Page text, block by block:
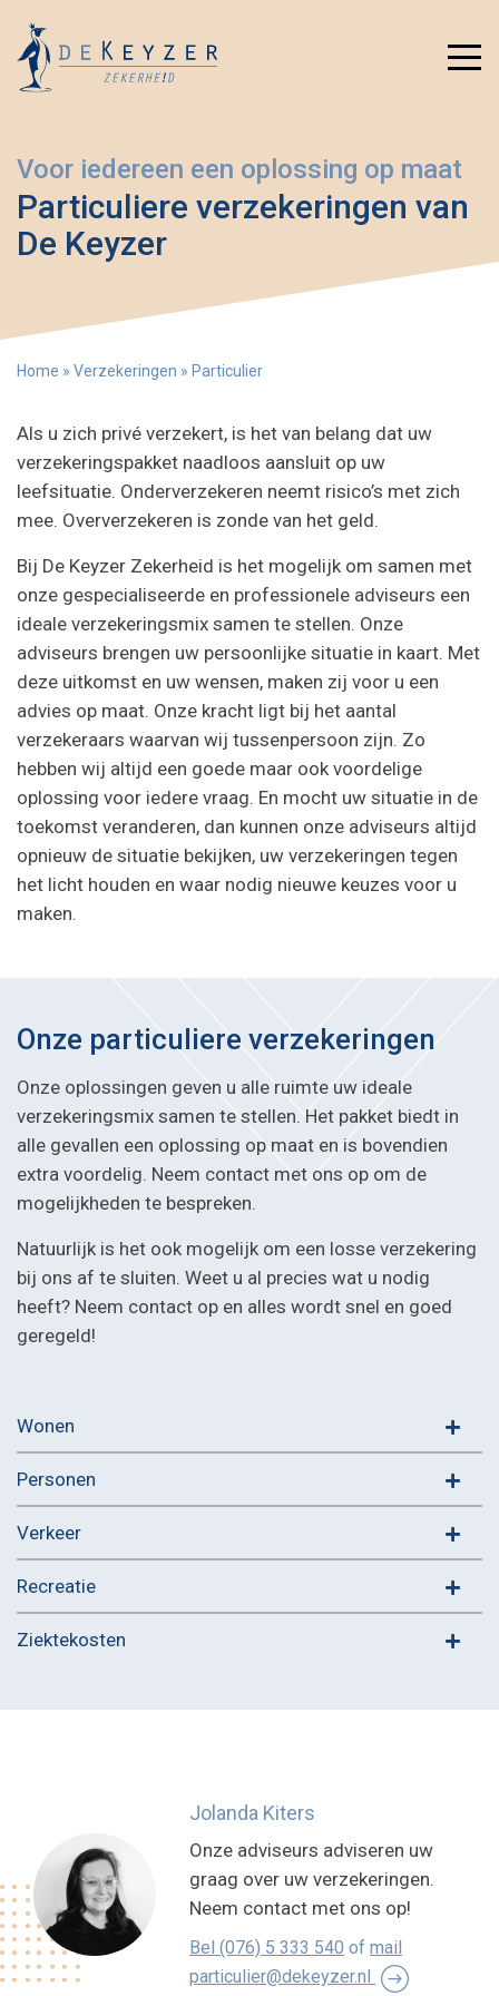
Voor iedereen een oplossing op maat
Particuliere verzekeringen van
De Keyzer
Home » Verzekeringen » Particulier
Als u zich privé verzekert, is het van belang dat uw
verzekeringspakket naadloos aansluit op uw
leefsituatie. Onderverzekeren neemt risico’s met zich
mee. Oververzekeren is zonde van het geld.
Bij De Keyzer Zekerheid is het mogelijk om samen met
onze gespecialiseerde en professionele adviseurs een
ideale verzekeringsmix samen te stellen. Onze
adviseurs brengen uw persoonlijke situatie in kaart. Met
deze uitkomst en uw wensen, maken zij voor u een
advies op maat. Onze kracht ligt bij het aantal
verzekeraars waarvan wij tussenpersoon zijn. Zo
hebben wij altijd een goede maar ook voordelige
oplossing voor iedere vraag. En mocht uw situatie in de
toekomst veranderen, dan kunnen onze adviseurs altijd
opnieuw de situatie bekijken, uw verzekeringen tegen
het licht houden en waar nodig nieuwe keuzes voor u
maken.
Onze particuliere verzekeringen
Onze oplossingen geven u alle ruimte uw ideale
verzekeringsmix samen te stellen. Het pakket biedt in
alle gevallen een oplossing op maat en is bovendien
extra voordelig. Neem contact met ons op om de
mogelijkheden te bespreken.
Natuurlijk is het ook mogelijk om een losse verzekering
bij ons af te sluiten. Weet u al precies wat u nodig
heeft? Neem contact op en alles wordt snel en goed
geregeld!
Wonen
Personen
Verkeer
Recreatie
Ziektekosten
Jolanda Kiters
Onze adviseurs adviseren uw
graag over uw verzekeringen.
Neem contact met ons op!
Bel (076) 5 333 540 of mail
particulier@dekeyzer.nl